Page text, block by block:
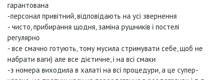
гарантована
-персонал привітний, відповідають на усі звернення
- чисто, прибирання щодня, заміна рушників і постелі
регулярно
- все смачно готують, тому мусила стримувати себе, щоб не
набрати ваги) але все дієтичне, і на всі смаки
-з номера виходила в халаті на всі процедури, а це супер-